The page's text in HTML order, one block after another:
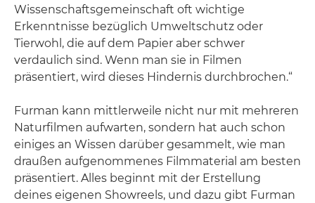
Wissenschaftsgemeinschaft oft wichtige
Erkenntnisse bezüglich Umweltschutz oder
Tierwohl, die auf dem Papier aber schwer
verdaulich sind. Wenn man sie in Filmen
präsentiert, wird dieses Hindernis durchbrochen.“
Furman kann mittlerweile nicht nur mit mehreren
Naturfilmen aufwarten, sondern hat auch schon
einiges an Wissen darüber gesammelt, wie man
draußen aufgenommenes Filmmaterial am besten
präsentiert. Alles beginnt mit der Erstellung
deines eigenen Showreels, und dazu gibt Furman